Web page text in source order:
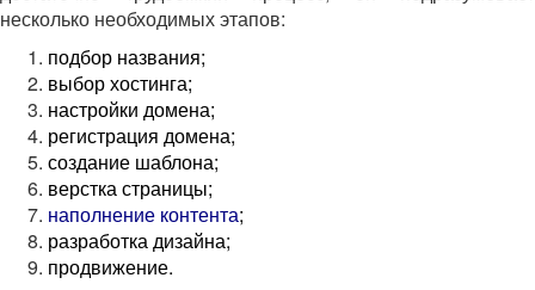
несколько необходимых этапов:
подбор названия;
выбор хостинга;
настройки домена;
регистрация домена;
создание шаблона;
верстка страницы;
наполнение контента;
разработка дизайна;
продвижение.